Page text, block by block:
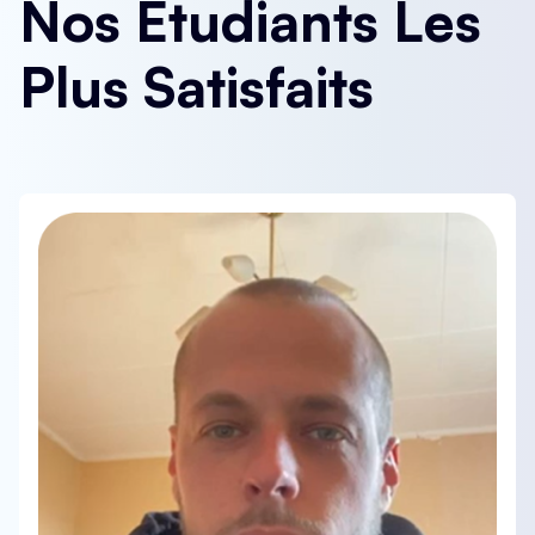
Nos Étudiants Les
Plus Satisfaits